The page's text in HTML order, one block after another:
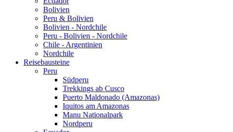
Bolivien
Peru & Bolivien
Bolivien - Nordchile
Peru - Bolivien - Nordchile
Chile - Argentinien
Nordchile
Reisebausteine
Peru
Südperu
Trekkings ab Cusco
Puerto Maldonado (Amazonas)
Iquitos am Amazonas
Manu Nationalpark
Nordperu